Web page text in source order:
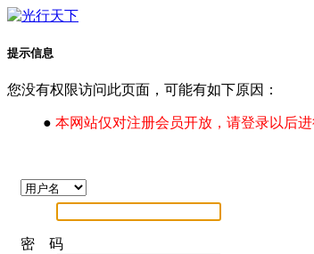
提示信息
您没有权限访问此页面，可能有如下原因：
● 本网站仅对注册会员开放，请登录以后进
密 码